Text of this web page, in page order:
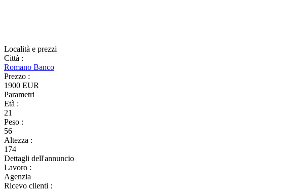
Località e prezzi
Città :
Romano Banco
Prezzo :
1900 EUR
Parametri
Età :
21
Peso :
56
Altezza :
174
Dettagli dell'annuncio
Lavoro :
Agenzia
Ricevo clienti :